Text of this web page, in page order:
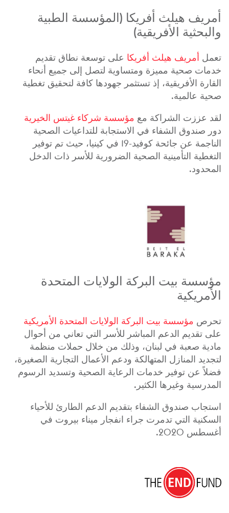
أمريف هيلث أفريكا (المؤسسة الطبية
والبحثية الأفريقية)
تعمل أمريف هيلث أفريكا على توسعة نطاق تقديم
خدمات صحية مميزة ومتساوية لتصل إلى جميع أنحاء
القارة الأفريقية، إذ تستثمر جهودها كافة لتحقيق تغطية
صحية عالمية.
لقد عززت الشراكة مع مؤسسة شركاء غيتس الخيرية
دور صندوق الشفاء في الاستجابة للتداعيات الصحية
الناجمة عن جائحة كوفيد-19 في كينيا، حيث تم توفير
التغطية التأمينية الصحية الضرورية للأسر ذات الدخل
المحدود.
مؤسسة بيت البركة الولايات المتحدة
الأمريكية
تحرص مؤسسة بيت البركة الولايات المتحدة الأمريكية
على تقديم الدعم المباشر للأسر التي تعاني من أحوال
مادية صعبة في لبنان، وذلك من خلال حملات منظمة
لتجديد المنازل المتهالكة ودعم الأعمال التجارية الصغيرة،
فضلاً عن توفير خدمات الرعاية الصحية وتسديد الرسوم
المدرسية وغيرها الكثير.
استجاب صندوق الشفاء بتقديم الدعم الطارئ للأحياء
السكنية التي تدمرت جراء انفجار ميناء بيروت في
أغسطس 2020.